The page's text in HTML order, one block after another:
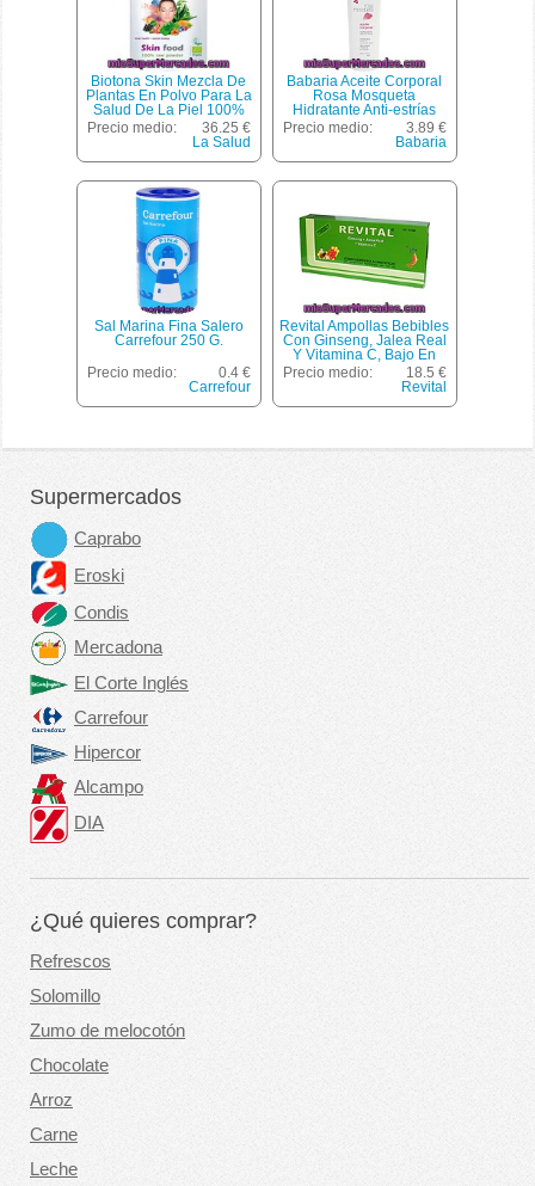
Biotona Skin Mezcla De
Plantas En Polvo Para La
Salud De La Piel 100%
Ecológico Envase 200 G
Precio medio:
36.25 €
La Salud
Babaria Aceite Corporal
Rosa Mosqueta
Hidratante Anti-estrías
Spray 300 Ml
Precio medio:
3.89 €
Babaria
Sal Marina Fina Salero
Carrefour 250 G.
Precio medio:
0.4 €
Carrefour
Revital Ampollas Bebibles
Con Ginseng, Jalea Real
Y Vitamina C, Bajo En
Azúcares Y Sin Alcohol
Caja 20 Ampollas
Precio medio:
18.5 €
Revital
Supermercados
Caprabo
Eroski
Condis
Mercadona
El Corte Inglés
Carrefour
Hipercor
Alcampo
DIA
¿Qué quieres comprar?
Refrescos
Solomillo
Zumo de melocotón
Chocolate
Arroz
Carne
Leche